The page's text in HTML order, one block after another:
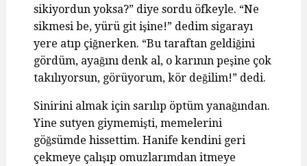
sikiyordun yoksa?” diye sordu öfkeyle. “Ne
sikmesi be, yürü git işine!” dedim sigarayı
yere atıp çiğnerken. “Bu taraftan geldiğini
gördüm, ayağını denk al, o karının peşine çok
takılıyorsun, görüyorum, kör değilim!” dedi.
Sinirini almak için sarılıp öptüm yanağından.
Yine sutyen giymemişti, memelerini
göğsümde hissettim. Hanife kendini geri
çekmeye çalışıp omuzlarımdan itmeye